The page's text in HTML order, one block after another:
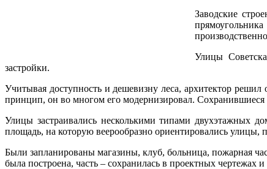
Заводские
Улицы
застройки.
Учитывая доступность и дешевизну леса, архитектор
принцип, он во многом его модернизировал. Сохранившиеся
Улицы застраивались несколькими типами двухэтажных
площадь, на которую веерообразно ориентировались улицы,
Были запланированы магазины, клуб, больница, пожарная
была построена, часть ‒ сохранилась в проектных чертежах и